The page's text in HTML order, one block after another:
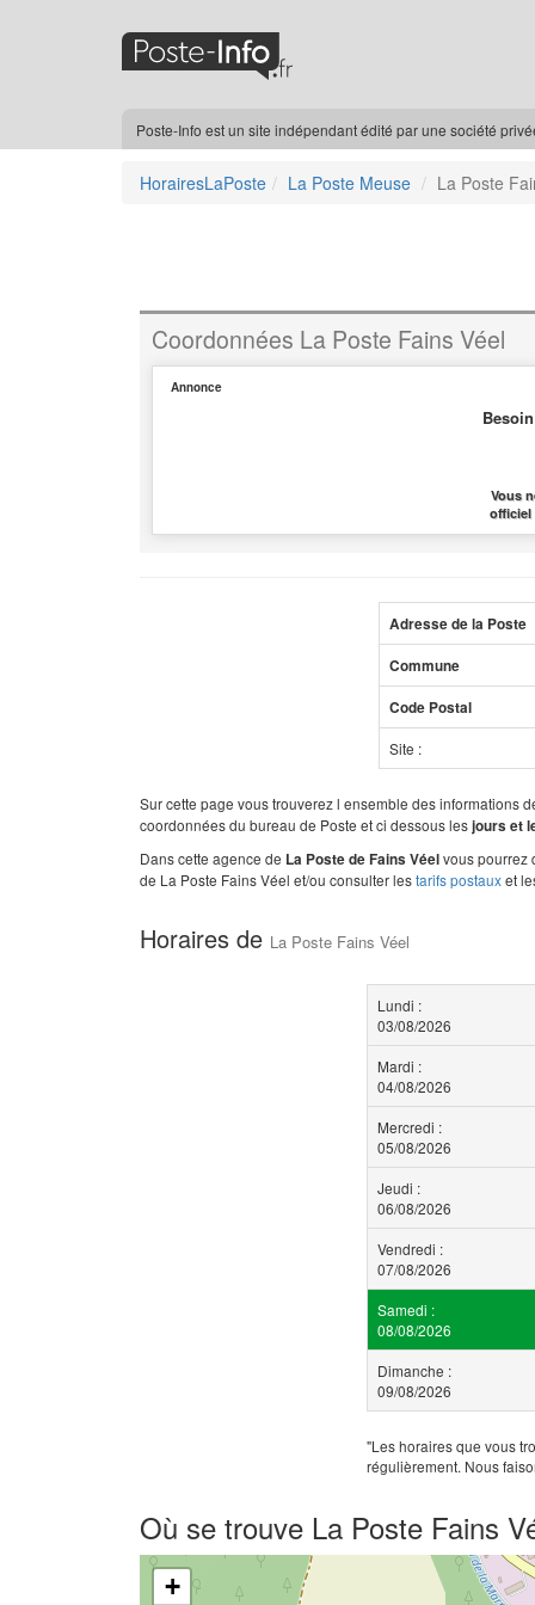
Poste-Info est un site indépendant édité par une société
HorairesLaPoste La Poste Meuse La Poste
Coordonnées La Poste Fains Véel
Annonce
Vous
officiel
Adresse de la Poste
Commune
Code Postal
Site :
Sur cette page vous trouverez l ensemble des informations
coordonnées du bureau de Poste et ci dessous lesjours et
Dans cette agence de La Poste de Fains Véelvous pourrez
de La Poste Fains Véel et/ou consulter lestarifs postauxet
Horaires de La Poste Fains Véel
Lundi :
03/08/2026
Mardi :
04/08/2026
Mercredi :
05/08/2026
Jeudi :
06/08/2026
Vendredi :
07/08/2026
Samedi :
08/08/2026
Dimanche :
09/08/2026
"Les horaires que vous
régulièrement. Nous
Où se trouve La Poste Fains
+